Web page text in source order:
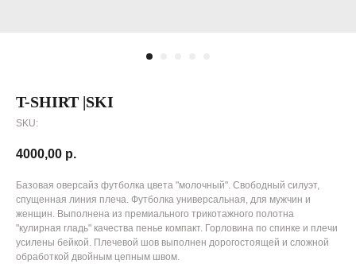
T-SHIRT |SKI
SKU:
4000,00 р.
Базовая оверсайз футболка цвета "молочный". Свободный силуэт,
спущенная линия плеча. Футболка универсальная, для мужчин и
женщин. Выполнена из премиального трикотажного полотна
"кулирная гладь" качества пенье компакт. Горловина по спинке и плечи
усилены бейкой. Плечевой шов выполнен дорогостоящей и сложной
обработкой двойным цепным швом.